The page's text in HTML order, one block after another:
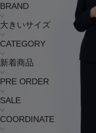
BRAND
大きいサイズ
CATEGORY
新着商品
PRE ORDER
SALE
COORDINATE